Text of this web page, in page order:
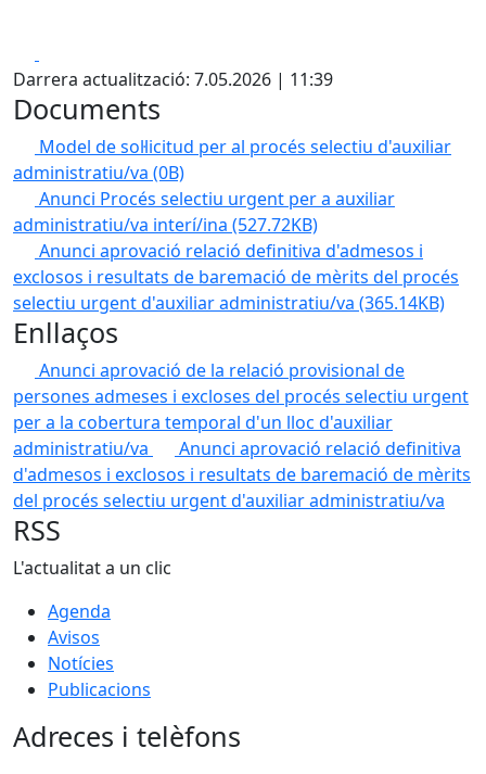
Darrera actualització: 7.05.2026 | 11:39
Documents
Model de sol·licitud per al procés selectiu d'auxiliar
administratiu/va (0B)
Anunci Procés selectiu urgent per a auxiliar
administratiu/va interí/ina (527.72KB)
Anunci aprovació relació definitiva d'admesos i
exclosos i resultats de baremació de mèrits del procés
selectiu urgent d'auxiliar administratiu/va (365.14KB)
Enllaços
Anunci aprovació de la relació provisional de
persones admeses i excloses del procés selectiu urgent
per a la cobertura temporal d'un lloc d'auxiliar
administratiu/va
Anunci aprovació relació definitiva
d'admesos i exclosos i resultats de baremació de mèrits
del procés selectiu urgent d'auxiliar administratiu/va
RSS
L'actualitat a un clic
Agenda
Avisos
Notícies
Publicacions
Adreces i telèfons